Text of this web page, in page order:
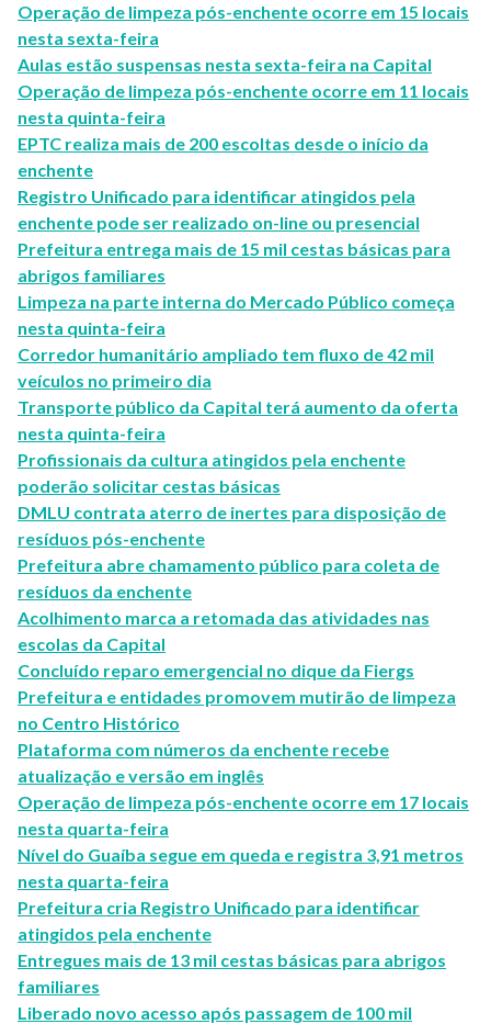
Operação de limpeza pós-enchente ocorre em 15 locais
nesta sexta-feira
Aulas estão suspensas nesta sexta-feira na Capital
Operação de limpeza pós-enchente ocorre em 11 locais
nesta quinta-feira
EPTC realiza mais de 200 escoltas desde o início da
enchente
Registro Unificado para identificar atingidos pela
enchente pode ser realizado on-line ou presencial
Prefeitura entrega mais de 15 mil cestas básicas para
abrigos familiares
Limpeza na parte interna do Mercado Público começa
nesta quinta-feira
Corredor humanitário ampliado tem fluxo de 42 mil
veículos no primeiro dia
Transporte público da Capital terá aumento da oferta
nesta quinta-feira
Profissionais da cultura atingidos pela enchente
poderão solicitar cestas básicas
DMLU contrata aterro de inertes para disposição de
resíduos pós-enchente
Prefeitura abre chamamento público para coleta de
resíduos da enchente
Acolhimento marca a retomada das atividades nas
escolas da Capital
Concluído reparo emergencial no dique da Fiergs
Prefeitura e entidades promovem mutirão de limpeza
no Centro Histórico
Plataforma com números da enchente recebe
atualização e versão em inglês
Operação de limpeza pós-enchente ocorre em 17 locais
nesta quarta-feira
Nível do Guaíba segue em queda e registra 3,91 metros
nesta quarta-feira
Prefeitura cria Registro Unificado para identificar
atingidos pela enchente
Entregues mais de 13 mil cestas básicas para abrigos
familiares
Liberado novo acesso após passagem de 100 mil